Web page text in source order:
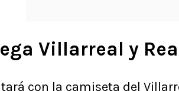
Villarreal y
con la camiseta del